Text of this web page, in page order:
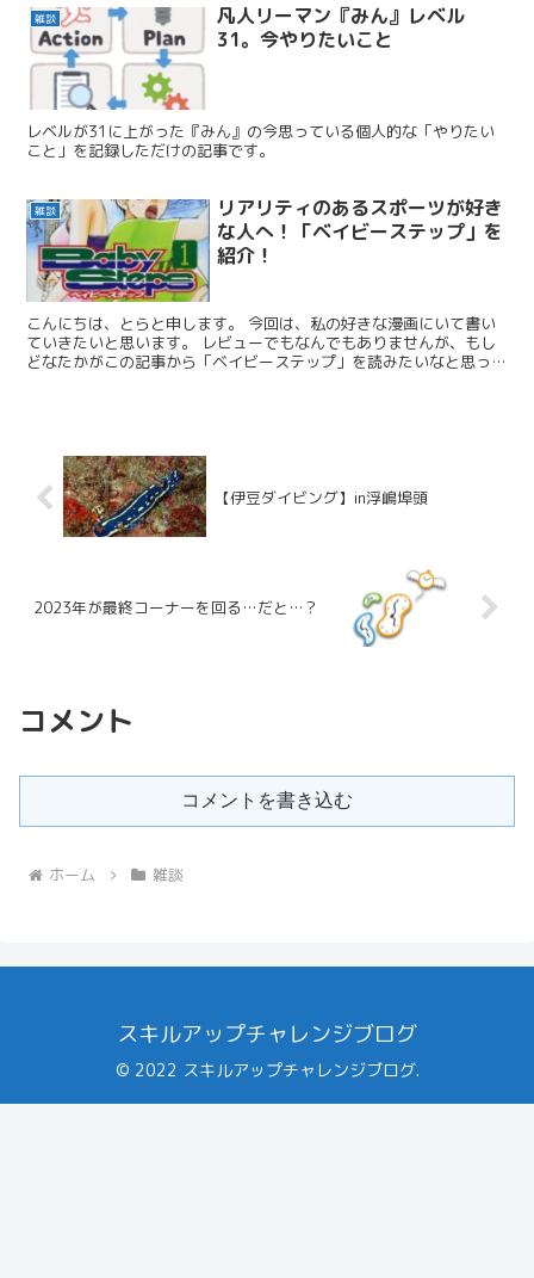
雑談
凡人リーマン『みん』レベル
31。今やりたいこと
レベルが31に上がった『みん』の今思っている個人的な「やりたい
こと」を記録しただけの記事です。
雑談
リアリティのあるスポーツが好き
な人へ！「ベイビーステップ」を
紹介！
こんにちは、とらと申します。 今回は、私の好きな漫画にいて書い
ていきたいと思います。 レビューでもなんでもありませんが、もし
どなたかがこの記事から「ベイビーステップ」を読みたいなと思って
【伊豆ダイビング】in浮嶋埠頭
2023年が最終コーナーを回る…だと…？
コメント
コメントを書き込む
ホーム 雑談
スキルアップチャレンジブログ
© 2022 スキルアップチャレンジブログ.